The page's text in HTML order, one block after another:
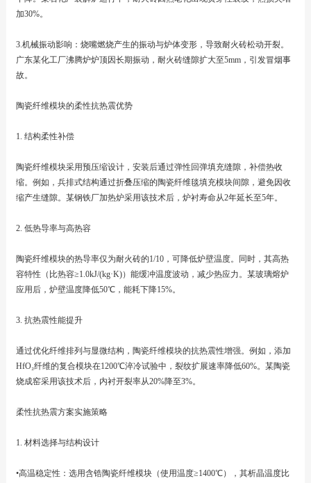
加30%。
3.机械振动影响：烧嘴燃烧产生的振动与炉体变形，导致耐火砖松动开裂。
广东某化工厂沸腾炉炉顶因长期振动，耐火砖缝隙扩大至5mm，引发冒烟事
故。
陶瓷纤维模块的柔性抗热震优势
1. 结构柔性补偿
陶瓷纤维模块采用预压缩设计，安装后通过弹性回弹填充缝隙，补偿热收
缩。例如，兵排式结构通过折叠压缩的陶瓷纤维毯填充模块间隙，避免因收
缩产生缝隙。某钢铁厂加热炉采用该技术后，炉衬寿命从2年延长至5年。
2. 低热导率与高热容
陶瓷纤维模块的热导率仅为耐火砖的1/10，可降低炉壁温度。同时，其高热
容特性（比热容≥1.0kJ/(kg·K)）能缓冲温度波动，减少热应力。某玻璃熔炉
应用后，炉壁温度降低50℃，能耗下降15%。
3. 抗热震性能提升
通过优化纤维排列与显微结构，陶瓷纤维模块的抗热震性增强。例如，添加
HfO₂纤维的复合模块在1200℃淬冷试验中，裂纹扩展速率降低60%。某陶瓷
烧成窑采用该技术后，内衬开裂率从20%降至3%。
柔性抗热震方案实施策略
1. 材料选择与结构设计
•高温稳定性：选用含锆陶瓷纤维模块（使用温度≥1400℃），其析晶温度比